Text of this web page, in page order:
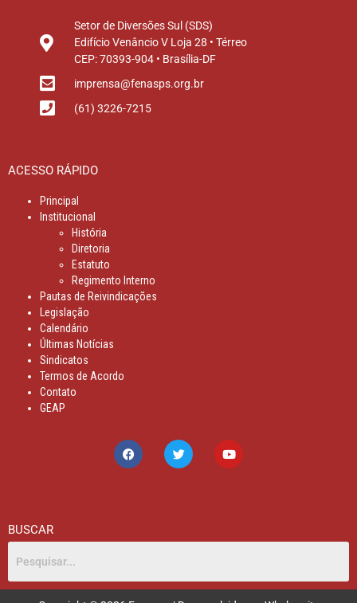
Setor de Diversões Sul (SDS)
Edifício Venâncio V Loja 28 • Térreo
CEP: 70393-904 • Brasília-DF
imprensa@fenasps.org.br
(61) 3226-7215
ACESSO RÁPIDO
Principal
Institucional
História
Diretoria
Estatuto
Regimento Interno
Pautas de Reivindicações
Legislação
Calendário
Últimas Notícias
Sindicatos
Termos de Acordo
Contato
GEAP
BUSCAR